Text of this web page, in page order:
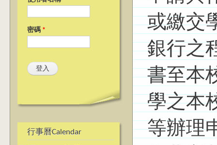
密碼 *
行事曆Calendar
或繳交
銀行之
書至本
學之本
等辦理